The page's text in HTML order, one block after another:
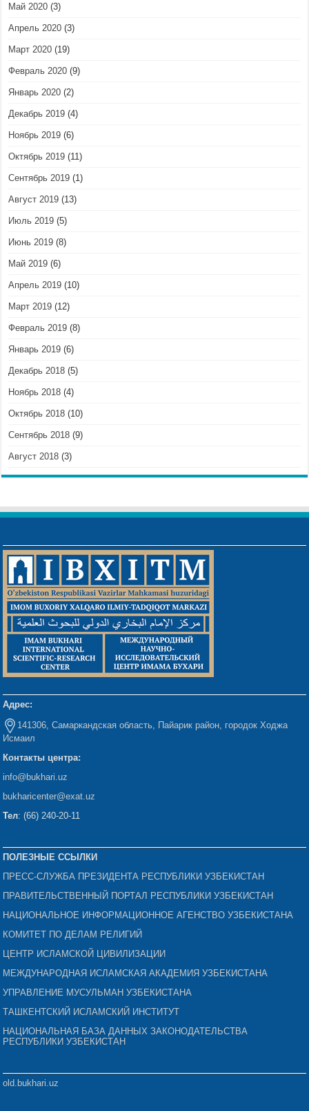
Май 2020 (3)
Апрель 2020 (3)
Март 2020 (19)
Февраль 2020 (9)
Январь 2020 (2)
Декабрь 2019 (4)
Ноябрь 2019 (6)
Октябрь 2019 (11)
Сентябрь 2019 (1)
Август 2019 (13)
Июль 2019 (5)
Июнь 2019 (8)
Май 2019 (6)
Апрель 2019 (10)
Март 2019 (12)
Февраль 2019 (8)
Январь 2019 (6)
Декабрь 2018 (5)
Ноябрь 2018 (4)
Октябрь 2018 (10)
Сентябрь 2018 (9)
Август 2018 (3)
Адрес:
141306, Самаркандская область, Пайарик район, городок Ходжа
Исмаил
Контакты центра:
info@bukhari.uz
bukharicenter@exat.uz
Тел: (66) 240-20-11
ПОЛЕЗНЫЕ ССЫЛКИ
ПРЕСС-СЛУЖБА ПРЕЗИДЕНТА РЕСПУБЛИКИ УЗБЕКИСТАН
ПРАВИТЕЛЬСТВЕННЫЙ ПОРТАЛ РЕСПУБЛИКИ УЗБЕКИСТАН
НАЦИОНАЛЬНОЕ ИНФОРМАЦИОННОЕ АГЕНСТВО УЗБЕКИСТАНА
КОМИТЕТ ПО ДЕЛАМ РЕЛИГИЙ
ЦЕНТР ИСЛАМСКОЙ ЦИВИЛИЗАЦИИ
МЕЖДУНАРОДНАЯ ИСЛАМСКАЯ АКАДЕМИЯ УЗБЕКИСТАНА
УПРАВЛЕНИЕ МУСУЛЬМАН УЗБЕКИСТАНА
ТАШКЕНТСКИЙ ИСЛАМСКИЙ ИНСТИТУТ
НАЦИОНАЛЬНАЯ БАЗА ДАННЫХ ЗАКОНОДАТЕЛЬСТВА
РЕСПУБЛИКИ УЗБЕКИСТАН
old.bukhari.uz